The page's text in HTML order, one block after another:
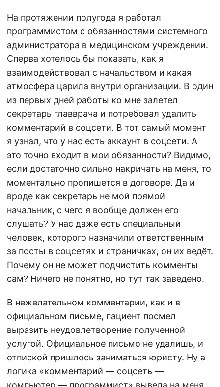
На протяжении полугода я работал
программистом с обязанностями системного
администратора в медицинском учреждении.
Сперва хотелось бы показать, как я
взаимодействовал с начальством и какая
атмосфера царила внутри организации. В один
из первых дней работы ко мне залетел
секретарь главврача и потребовал удалить
комментарий в соцсети. В тот самый момент
я узнал, что у нас есть аккаунт в соцсети. А
это точно входит в мои обязанности? Видимо,
если достаточно сильно накричать на меня, то
моментально пропишется в договоре. Да и
вроде как секретарь не мой прямой
начальник, с чего я вообще должен его
слушать? У нас даже есть специальный
человек, которого назначили ответственным
за посты в соцсетях и страничках, он их ведёт.
Почему он не может подчистить комменты
сам? Ничего не понятно, но тут так заведено.
В нежелательном комментарии, как и в
официальном письме, пациент посмел
выразить неудовлетворение полученной
услугой. Официальное письмо не удалишь, и
отпиской пришлось заниматься юристу. Ну а
логика «комментарий — соцсеть —
компьютер — программист» вывела на меня.